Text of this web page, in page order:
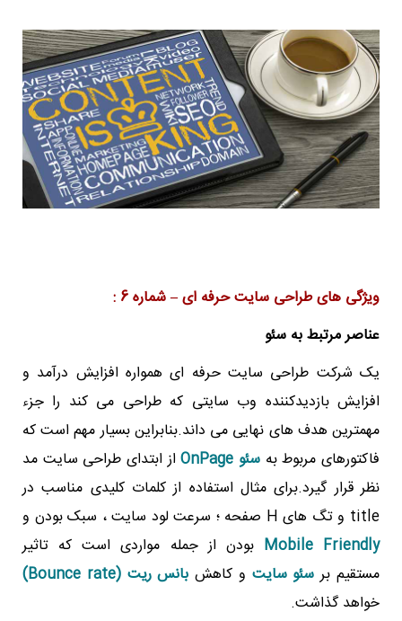
ویژگی های طراحی سایت حرفه ای – شماره 6 :
عناصر مرتبط به سئو
یک شرکت طراحی سایت حرفه ای همواره افزایش درآمد و
افزایش بازدیدکننده وب سایتی که طراحی می کند را جزء
مهمترین هدف های نهایی می داند.بنابراین بسیار مهم است که
فاکتورهای مربوط به سئو OnPageاز ابتدای طراحی سایت مد
نظر قرار گیرد.برای مثال استفاده از کلمات کلیدی مناسب در
title و تگ های H صفحه ؛ سرعت لود سایت ، سبک بودن و
Mobile Friendly بودن از جمله مواردی است که تاثیر
مستقیم بر سئو سایت و کاهش بانس ریت(Bounce rate)
خواهد گذاشت.